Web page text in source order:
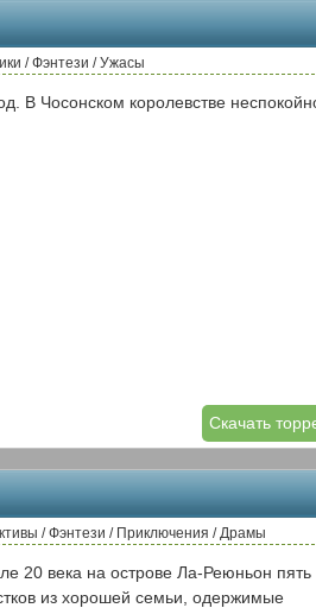
/ Фэнтези / Ужасы
В Чосонском королевстве
Скачать
/ Фэнтези / Приключения / Драмы
20 века на острове Ла-Реюньон пять
из хорошей семьи, одержимые